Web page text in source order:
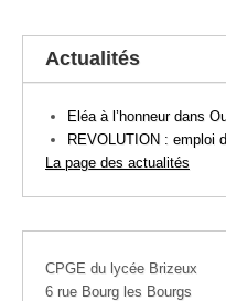
Actualités
Eléa à l’honneur dans
REVOLUTION : emploi
La page des actualités
CPGE du lycée Brizeux
6 rue Bourg les Bourgs